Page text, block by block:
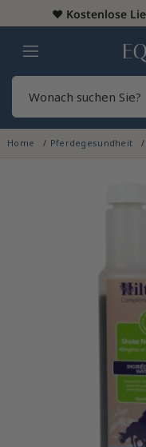
♥️ Kostenlose
Home Pferdegesundheit